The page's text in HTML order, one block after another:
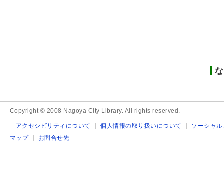
Copyright © 2008 Nagoya City Library. All rights reserved.
アクセシビリティについて ｜個人情報の取り扱いについて ｜ ソーシャ
マップ｜ お問合せ先